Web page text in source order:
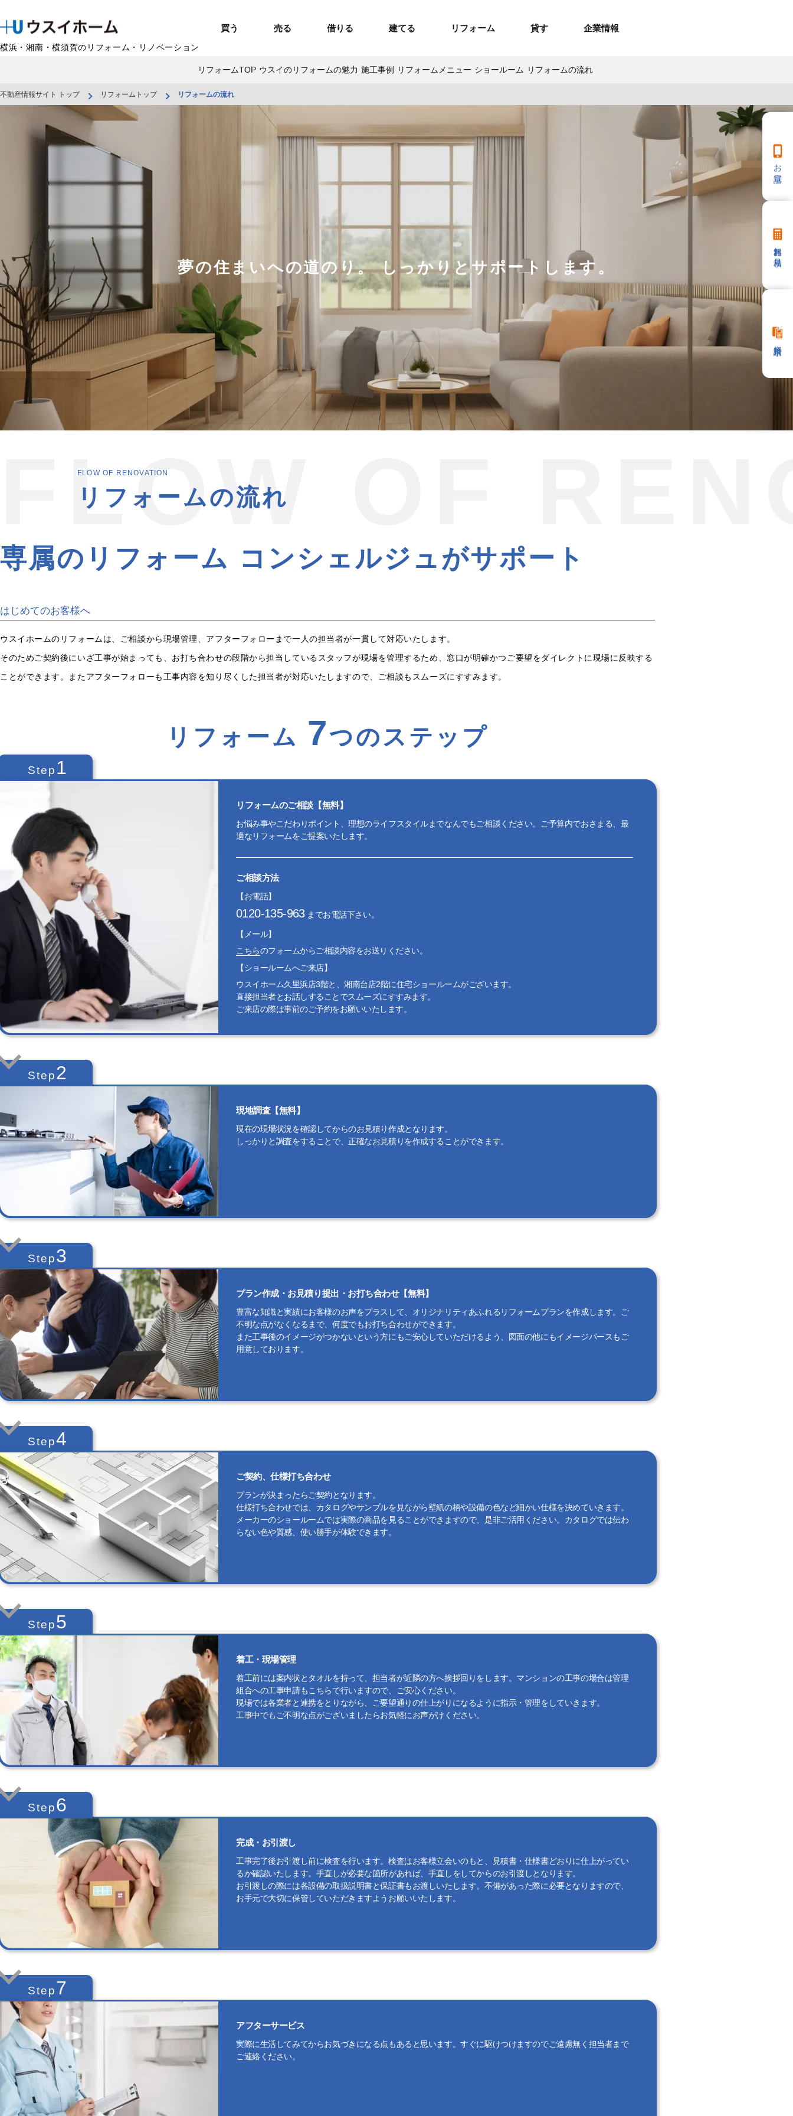
横浜・湘南・横須賀のリフォーム・リノベーション
買う
戸建て（総合）
新築戸建て
中古戸建て
土地
ラグジュアリー物件
マイページ
お問合せ
売る
売るTOP
建物状況調査
（インスペクション）
借りる
賃貸住宅TOP
エリアから探す
路線から探す
事業用TOP
路線から探す
マイページ
お問合せ
来店予約
建てる
建てるTOP
U-nifty（定額制注文住宅）
Kit-U（高性能企画住宅）
収益物件／アパート・賃貸
ウスイホームの家づくり
お問い合わせ
リフォーム
リフォームTOP
ウスイのリフォームの魅力
施工事例
リフォームメニュー
ショールーム
無料お見積もり
貸す
貸すTOP
お悩み解決
サービス一覧
セミナー・講座
お問い合わせ
セミナー申し込み
企業情報
企業情報TOP
店舗情報
採用情報
リフォームTOP ウスイのリフォームの魅力 施工事例 リフォームメニュー ショールーム リフォームの流れ
不動産情報サイト トップ リフォームトップ リフォームの流れ
お電話
無料お見積り
夢の住まいへの道のり。しっかりとサポートします。
FLOW OF
FLOW OF RENOVATION
リフォームの流れ
専属のリフォーム コンシェルジュがサポート
はじめてのお客様へ
ウスイホームのリフォームは、ご相談から現場管理、アフターフォローまで一人の担当者が一貫して対応いたします。
そのためご契約後にいざ工事が始まっても、お打ち合わせの段階から担当しているスタッフが現場を管理するため、窓口が明確かつご要望をダイレクトに現場に反映する
ことができます。またアフターフォローも工事内容を知り尽くした担当者が対応いたしますので、ご相談もスムーズにすすみます。
リフォーム 7つのステップ
Step 1
リフォームのご相談【無料】
お悩み事やこだわりポイント、理想のライフスタイルまでなんでもご相談ください。ご予算内でおさまる、最
適なリフォームをご提案いたします。
ご相談方法
【お電話】
0120-135-963 までお電話下さい。
【メール】
こちらのフォームからご相談内容をお送りください。
【ショールームへご来店】
ウスイホーム久里浜店3階と、湘南台店2階に住宅ショールームがございます。
直接担当者とお話しすることでスムーズにすすみます。
ご来店の際は事前のご予約をお願いいたします。
Step2
現地調査【無料】
現在の現場状況を確認してからのお見積り作成となります。
しっかりと調査をすることで、正確なお見積りを作成することができます。
Step3
プラン作成・お見積り提出・お打ち合わせ【無料】
豊富な知識と実績にお客様のお声をプラスして、オリジナリティあふれるリフォームプランを作成します。ご
不明な点がなくなるまで、何度でもお打ち合わせができます。
また工事後のイメージがつかないという方にもご安心していただけるよう、図面の他にもイメージパースもご
用意しております。
Step4
ご契約、仕様打ち合わせ
プランが決まったらご契約となります。
仕様打ち合わせでは、カタログやサンプルを見ながら壁紙の柄や設備の色など細かい仕様を決めていきます。
メーカーのショールームでは実際の商品を見ることができますので、是非ご活用ください。カタログでは伝わ
らない色や質感、使い勝手が体験できます。
Step5
着工・現場管理
着工前には案内状とタオルを持って、担当者が近隣の方へ挨拶回りをします。マンションの工事の場合は管理
組合への工事申請もこちらで行いますので、ご安心ください。
現場では各業者と連携をとりながら、ご要望通りの仕上がりになるように指示・管理をしていきます。
工事中でもご不明な点がございましたらお気軽にお声がけください。
Step6
完成・お引渡し
工事完了後お引渡し前に検査を行います。検査はお客様立会いのもと、見積書・仕様書どおりに仕上がってい
るか確認いたします。手直しが必要な箇所があれば、手直しをしてからのお引渡しとなります。
お引渡しの際には各設備の取扱説明書と保証書もお渡しいたします。不備があった際に必要となりますので、
お手元で大切に保管していただきますようお願いいたします。
Step7
アフターサービス
実際に生活してみてからお気づきになる点もあると思います。すぐに駆けつけますのでご遠慮無く担当者まで
ご連絡ください。